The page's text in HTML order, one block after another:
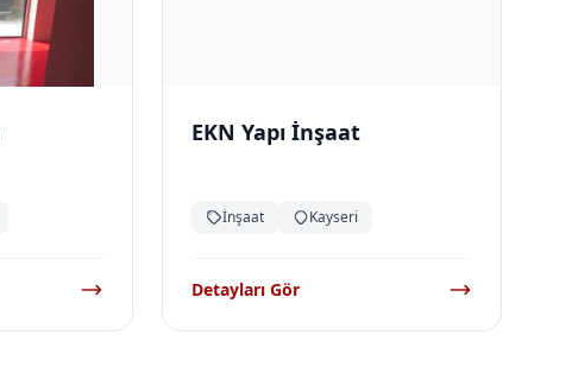
EKN Yapı İnşaat
İnşaat Kayseri
Detayları Gör